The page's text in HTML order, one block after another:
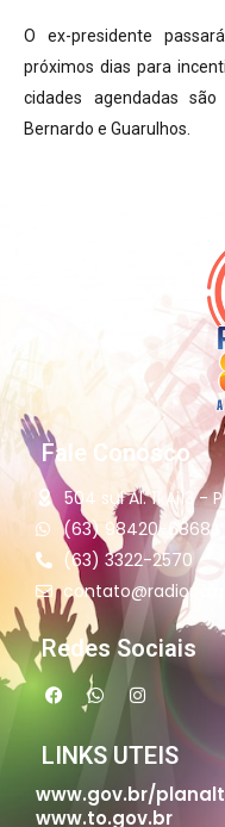
O ex-presidente
próximos dias para
cidades agendadas
Bernardo e Guarulhos.
Fale Conosco
504 sul Al. 11 Ai13 -
(63) 98420-6868
(63) 3322-2570
Redes Sociais
LINKS UTEIS
www.gov.br/
www.to.gov.br